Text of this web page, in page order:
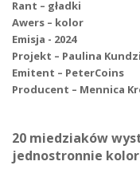
Rant – gładki
Awers – kolor
Emisja - 2024
Projekt – Paulina
Emitent – PeterCoins
Producent – Mennica
20 miedziaków
jednostronnie